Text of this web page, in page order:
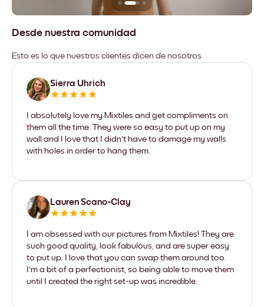
Desde nuestra comunidad
Esto es lo que nuestros clientes dicen de nosotros
Sierra Uhrich
I absolutely love my Mixtiles and get compliments on
them all the time. They were so easy to put up on my
wall and I love that I didn't have to damage my walls
with holes in order to hang them.
Lauren Scano-Clay
I am obsessed with our pictures from Mixtiles! They are
such good quality, look fabulous, and are super easy
to put up. I love that you can swap them around too.
I'm a bit of a perfectionist, so being able to move them
until I created the right set-up was incredible.